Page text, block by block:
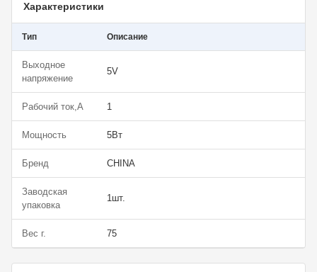
Характеристики
Тип Описание
Выходное
напряжение
5V
Рабочий ток,А 1
Мощность 5Вт
Бренд CHINA
Заводская
упаковка
1шт.
Вес г. 75